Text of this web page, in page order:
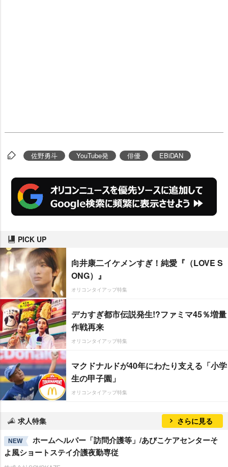
佐野勇斗 YouTube発 俳優 EBiDAN
PICK UP
向井康二イケメンすぎ！純愛『（LOVE S
ONG）』
オリコンタイアップ特集
デカすぎ都市伝説発生!?ファミマ45％増量
作戦再来
オリコンタイアップ特集
マクドナルドが40年にわたり支える「小学
生の甲子園」
オリコンタイアップ特集
求人特集 さらに見る
NEW
ホームヘルパー「訪問介護等」/あびこケアセンターそ
よ風ショートステイ介護夜勤専従